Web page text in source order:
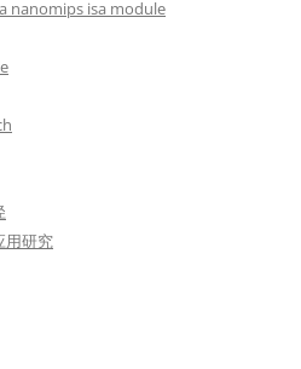
nanomips isa module
用研究